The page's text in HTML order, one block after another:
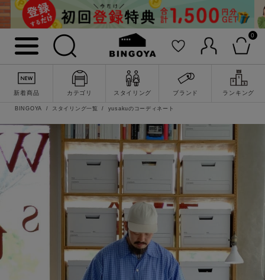
0
新着商品 カテゴリ スタイリング ブランド ランキング
詳細検索
BINGOYA スタイリング一覧 yusakuのコーディネート